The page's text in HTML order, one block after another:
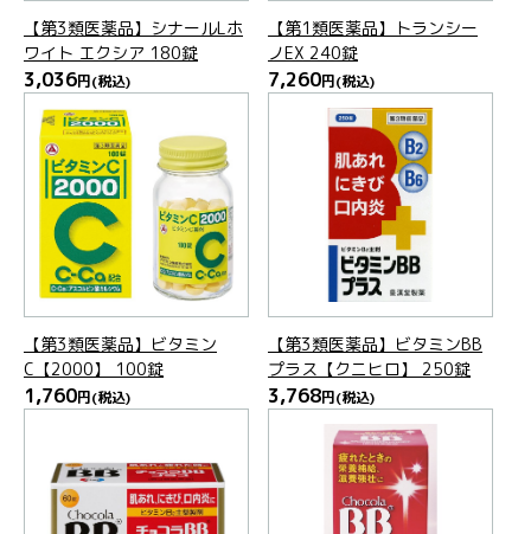
【第3類医薬品】シナールLホ
ワイト エクシア 180錠
3,036円(税込)
【第1類医薬品】トランシー
ノEX 240錠
7,260円(税込)
【第3類医薬品】ビタミン
C【2000】 100錠
1,760円(税込)
【第3類医薬品】ビタミンBB
プラス【クニヒロ】 250錠
3,768円(税込)